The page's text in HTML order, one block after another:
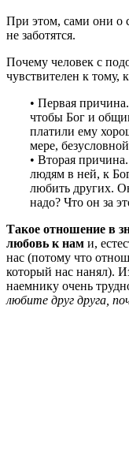
При этом, сами они о
не заботятся.
Почему человек с
чувствителен к тому,
• Первая
чтобы Бог и
платили ему
мере,
• Вторая
людям в ней, к
любить других.
надо? Что он за
Такое отношение в
любовь к нам и,
нас (потому что
который нас нанял).
наемнику очень
любите друг друга,